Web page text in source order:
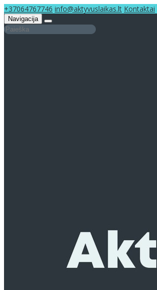
+37064767746 info@aktyvuslaikas.lt Kontaktai
Navigacija